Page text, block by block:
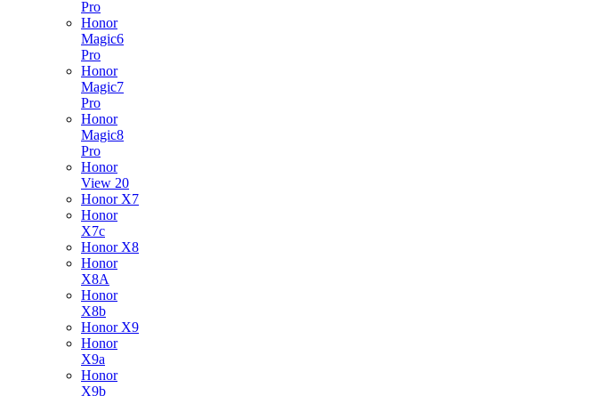
Pro
Honor
Magic6
Pro
Honor
Magic7
Pro
Honor
Magic8
Pro
Honor
View 20
Honor X7
Honor
X7c
Honor X8
Honor
X8A
Honor
X8b
Honor X9
Honor
X9a
Honor
X9b